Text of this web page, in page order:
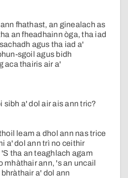
fhathast, an ginealach as
an fheadhainn òga, tha iad
agus tha iad a'
sgoil agus bidh
aca thairis air a'
sibh a' dol air ais ann tric?
leam a dhol ann nas trice
a' dol ann trì no ceithir
tha an teaghlach agam
mhàthair ann, 's an uncail
a' dol ann